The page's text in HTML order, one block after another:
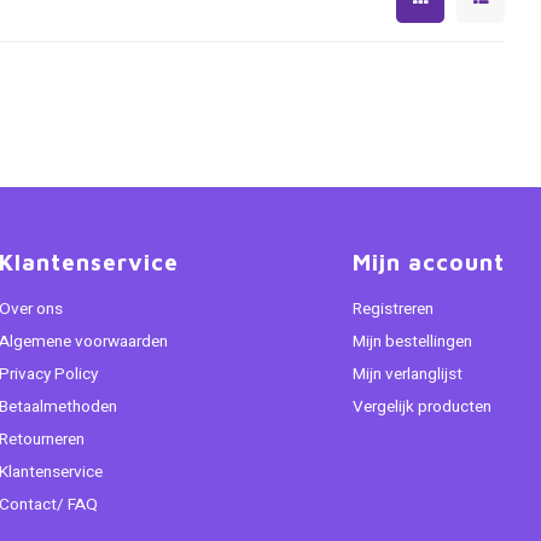
Klantenservice
Over ons
Algemene voorwaarden
Privacy Policy
Betaalmethoden
Retourneren
Klantenservice
Contact/ FAQ
Mijn account
Registreren
Mijn bestellingen
Mijn verlanglijst
Vergelijk producten